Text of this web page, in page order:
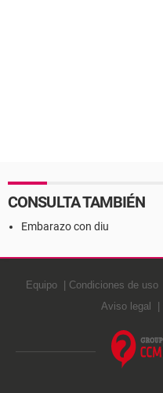
CONSULTA TAMBIÉN
Embarazo con diu
Equipo Condiciones de uso
Aviso legal